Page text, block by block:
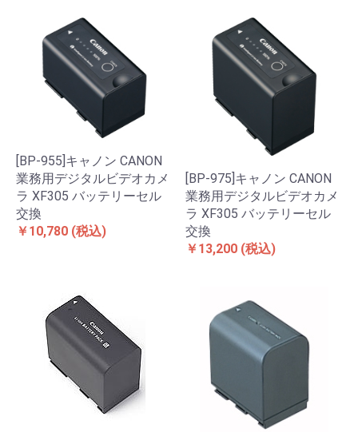
[BP-955]キャノン CANON
業務用デジタルビデオカメ
ラ XF305 バッテリーセル
交換
￥10,780 (税込)
[BP-975]キャノン CANON
業務用デジタルビデオカメ
ラ XF305 バッテリーセル
交換
￥13,200 (税込)